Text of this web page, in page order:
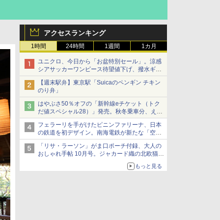
アクセスランキング
1時間 24時間 1週間 1カ月
ユニクロ、今日から「お盆特別セール」。涼感
シアサッカーワンピース待望値下げ、撥水ギア
ショーツは1990円に
【週末駅弁】東京駅「Suicaのペンギン チキン
のり弁」
はやぶさ50％オフの「新幹線eチケット（トク
だ値スペシャル28）」発売。秋冬乗車分、えき
ねっと限定
フェラーリを手がけたピニンファリーナ、日本
の鉄道を初デザイン。南海電鉄が新たな「空港
特急」をなにわ筋線へ導入
「リサ・ラーソン」がま口ポーチ付録、大人の
おしゃれ手帖 10月号。ジャカード織の北欧猫デ
もっと見る